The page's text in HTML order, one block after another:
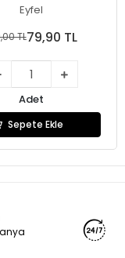
Eyfel
TL79,90 TL
Adet
Sepete Ekle